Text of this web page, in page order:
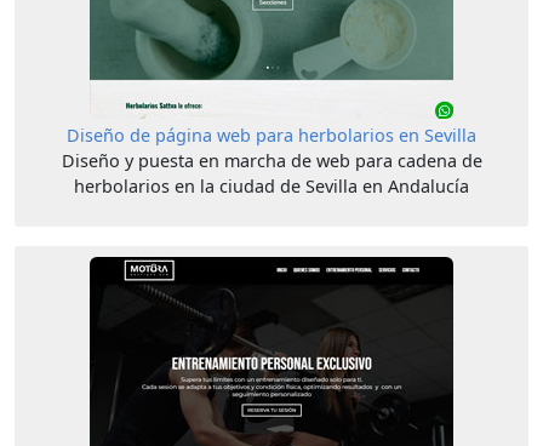
Diseño de página web para herbolarios en Sevilla
Diseño y puesta en marcha de web para cadena de
herbolarios en la ciudad de Sevilla en Andalucía